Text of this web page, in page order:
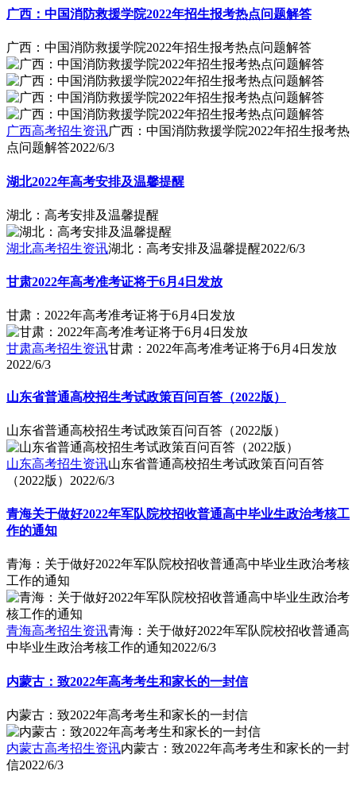
广西：中国消防救援学院2022年招生报考热点问题解答
广西：中国消防救援学院2022年招生报考热点问题解答
广西高考招生资讯广西：中国消防救援学院2022年招生报考热
点问题解答2022/6/3
湖北2022年高考安排及温馨提醒
湖北：高考安排及温馨提醒
湖北高考招生资讯湖北：高考安排及温馨提醒2022/6/3
甘肃2022年高考准考证将于6月4日发放
甘肃：2022年高考准考证将于6月4日发放
甘肃高考招生资讯甘肃：2022年高考准考证将于6月4日发放
2022/6/3
山东省普通高校招生考试政策百问百答（2022版）
山东省普通高校招生考试政策百问百答（2022版）
山东高考招生资讯山东省普通高校招生考试政策百问百答
（2022版） 2022/6/3
青海关于做好2022年军队院校招收普通高中毕业生政治考核工
作的通知
青海：关于做好2022年军队院校招收普通高中毕业生政治考核
工作的通知
青海高考招生资讯青海：关于做好2022年军队院校招收普通高
中毕业生政治考核工作的通知2022/6/3
内蒙古：致2022年高考考生和家长的一封信
内蒙古：致2022年高考考生和家长的一封信
内蒙古高考招生资讯内蒙古：致2022年高考考生和家长的一封
信2022/6/3